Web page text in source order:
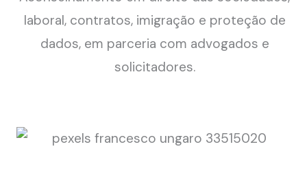
laboral, contratos, imigração e proteção de
dados, em parceria com advogados e
solicitadores.